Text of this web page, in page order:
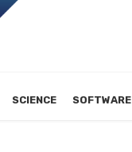
SCIENCE SOFTWARE